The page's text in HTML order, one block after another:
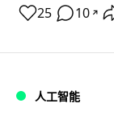
25 10 ↗
人工智能